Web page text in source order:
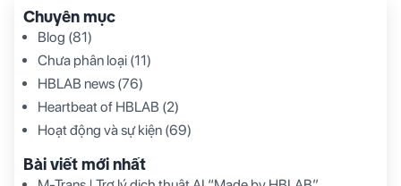
Chuyên mục
Blog (81)
Chưa phân loại (11)
HBLAB news (76)
Heartbeat of HBLAB (2)
Hoạt động và sự kiện (69)
Bài viết mới nhất